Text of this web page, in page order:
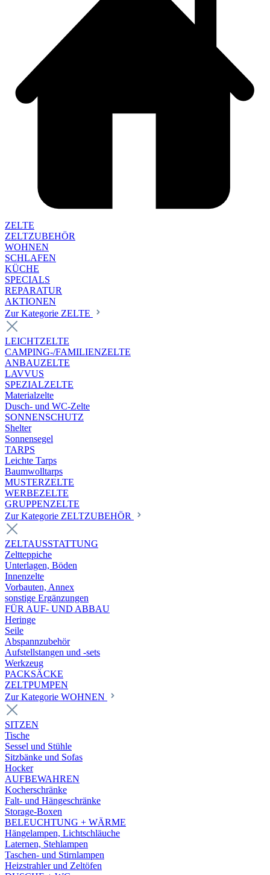
ZELTE
ZELTZUBEHÖR
WOHNEN
SCHLAFEN
KÜCHE
SPECIALS
REPARATUR
AKTIONEN
Zur Kategorie ZELTE
LEICHTZELTE
CAMPING-/FAMILIENZELTE
ANBAUZELTE
LAVVUS
SPEZIALZELTE
Materialzelte
Dusch- und WC-Zelte
SONNENSCHUTZ
Shelter
Sonnensegel
TARPS
Leichte Tarps
Baumwolltarps
MUSTERZELTE
WERBEZELTE
GRUPPENZELTE
Zur Kategorie ZELTZUBEHÖR
ZELTAUSSTATTUNG
Zeltteppiche
Unterlagen, Böden
Innenzelte
Vorbauten, Annex
sonstige Ergänzungen
FÜR AUF- UND ABBAU
Heringe
Seile
Abspannzubehör
Aufstellstangen und -sets
Werkzeug
PACKSÄCKE
ZELTPUMPEN
Zur Kategorie WOHNEN
SITZEN
Tische
Sessel und Stühle
Sitzbänke und Sofas
Hocker
AUFBEWAHREN
Kocherschränke
Falt- und Hängeschränke
Storage-Boxen
BELEUCHTUNG + WÄRME
Hängelampen, Lichtschläuche
Laternen, Stehlampen
Taschen- und Stirnlampen
Heizstrahler und Zeltöfen